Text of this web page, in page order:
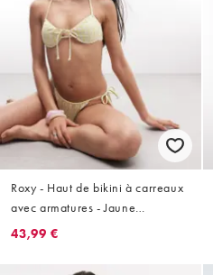
Roxy - Haut de bikini à carreaux
avec armatures - Jaune
multicolore
43,99 €